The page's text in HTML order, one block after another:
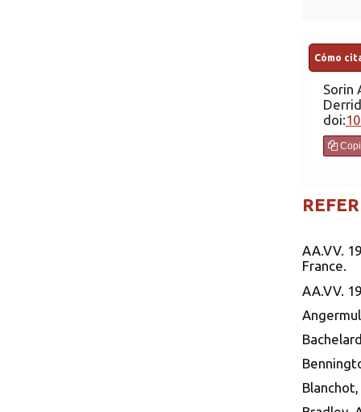
Cómo
Sorin A. De la
doi:
AA.VV.
France.
AA.VV.